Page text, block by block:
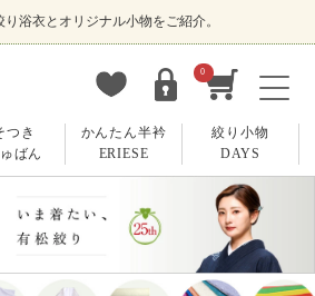
浴衣とオリジナル小物をご紹介。
0
つき
ばん
かんたん半衿
ERIESE
絞り小物
DAYS